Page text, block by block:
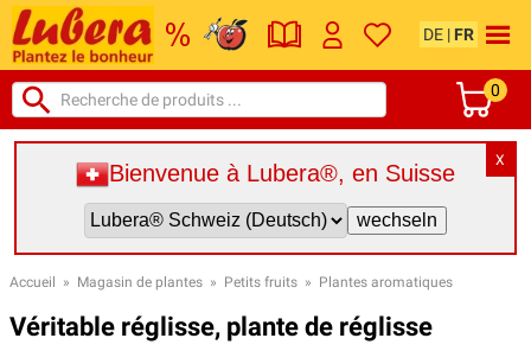
DE | FR
0
X
Bienvenue à Lubera®, en Suisse
Accueil » Magasin de plantes » Petits fruits » Plantes aromatiques
Véritable réglisse, plante de réglisse